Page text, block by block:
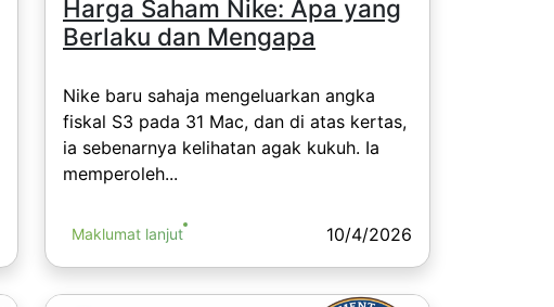
Harga Saham Nike: Apa yang
Berlaku dan Mengapa
Nike baru sahaja mengeluarkan angka
fiskal S3 pada 31 Mac, dan di atas kertas,
ia sebenarnya kelihatan agak kukuh. Ia
memperoleh...
Maklumat lanjut 10/4/2026